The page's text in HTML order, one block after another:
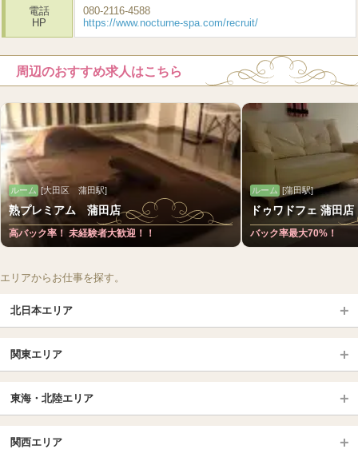
電話
HP
080-2116-4588
https://www.nocturne-spa.com/recruit/
周辺のおすすめ求人はこちら
ルーム [大田区 蒲田駅]
熟プレミアム 蒲田店
高バック率！ 未経験者大歓迎！！
ルーム [蒲田駅]
ドゥワドフェ 蒲田店
バック率最大70%！
エリアからお仕事を探す。
北日本エリア
北海道（札幌・旭川・函館）
青森
岩手 (盛岡・北上)
福島 (いわき・郡山)
山形
長野・松本・上田
関東エリア
大宮・浦和・川口
越谷・春日部
東海・北陸エリア
関西エリア